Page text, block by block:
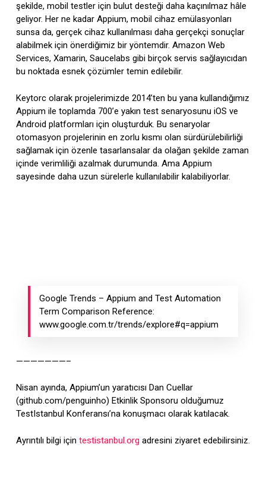
şekilde, mobil testler için bulut desteği daha kaçınılmaz hâle
geliyor. Her ne kadar Appium, mobil cihaz emülasyonları
sunsa da, gerçek cihaz kullanılması daha gerçekçi sonuçlar
alabilmek için önerdiğimiz bir yöntemdir. Amazon Web
Services, Xamarin, Saucelabs gibi birçok servis sağlayıcıdan
bu noktada esnek çözümler temin edilebilir.
Keytorc olarak projelerimizde 2014’ten bu yana kullandığımız
Appium ile toplamda 700’e yakın test senaryosunu iOS ve
Android platformları için oluşturduk. Bu senaryolar
otomasyon projelerinin en zorlu kısmı olan sürdürülebilirliği
sağlamak için özenle tasarlansalar da olağan şekilde zaman
içinde verimliliği azalmak durumunda. Ama Appium
sayesinde daha uzun sürelerle kullanılabilir kalabiliyorlar.
Google Trends – Appium and Test Automation
Term Comparison Reference:
www.google.com.tr/trends/explore#q=appium
———————–
Nisan ayında, Appium’un yaratıcısı Dan Cuellar
(github.com/penguinho) Etkinlik Sponsoru olduğumuz
TestIstanbul Konferansı’na konuşmacı olarak katılacak.
Ayrıntılı bilgi için testistanbul.org adresini ziyaret edebilirsiniz.